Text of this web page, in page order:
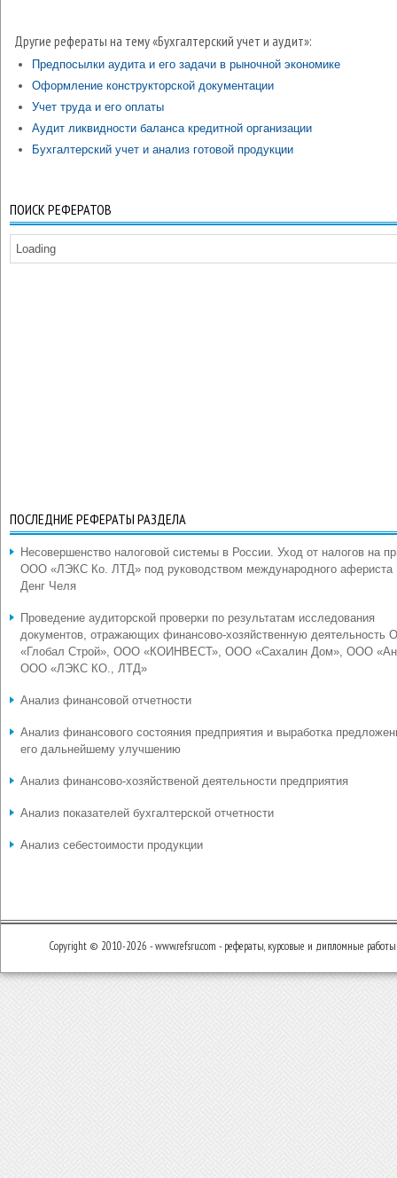
Другие рефераты на тему «Бухгалтерский учет и аудит»:
Предпосылки аудита и его задачи в рыночной экономике
Оформление конструкторской документации
Учет труда и его оплаты
Аудит ликвидности баланса кредитной организации
Бухгалтерский учет и анализ готовой продукции
ПОИСК РЕФЕРАТОВ
Loading
ПОСЛЕДНИЕ РЕФЕРАТЫ РАЗДЕЛА
Несовершенство налоговой системы в России. Уход от налогов на
ООО «ЛЭКС Ко. ЛТД» под руководством международного
Денг Челя
Проведение аудиторской проверки по результатам исследования
документов, отражающих финансово-хозяйственную деятельность
«Глобал Строй», ООО «КОИНВЕСТ», ООО «Сахалин Дом», ООО
ООО «ЛЭКС КО., ЛТД»
Анализ финансовой отчетности
Анализ финансового состояния предприятия и выработка
его дальнейшему улучшению
Анализ финансово-хозяйственой деятельности предприятия
Анализ показателей бухгалтерской отчетности
Анализ себестоимости продукции
Copyright © 2010-2026 - www.refsru.com - рефераты, курсовые и дипломные работы